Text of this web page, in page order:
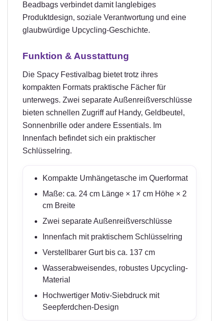
Beadbags verbindet damit langlebiges
Produktdesign, soziale Verantwortung und eine
glaubwürdige Upcycling-Geschichte.
Funktion & Ausstattung
Die Spacy Festivalbag bietet trotz ihres
kompakten Formats praktische Fächer für
unterwegs. Zwei separate Außenreißverschlüsse
bieten schnellen Zugriff auf Handy, Geldbeutel,
Sonnenbrille oder andere Essentials. Im
Innenfach befindet sich ein praktischer
Schlüsselring.
Kompakte Umhängetasche im Querformat
Maße: ca. 24 cm Länge × 17 cm Höhe × 2
cm Breite
Zwei separate Außenreißverschlüsse
Innenfach mit praktischem Schlüsselring
Verstellbarer Gurt bis ca. 137 cm
Wasserabweisendes, robustes Upcycling-
Material
Hochwertiger Motiv-Siebdruck mit
Seepferdchen-Design